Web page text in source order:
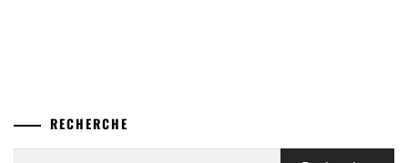
RECHERCHE